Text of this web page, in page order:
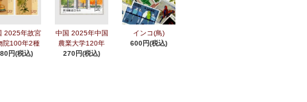
2025年故宮
院100年2種
円(税込)
中国 2025年中国
農業大学120年
270円(税込)
インコ(鳥)
600円(税込)